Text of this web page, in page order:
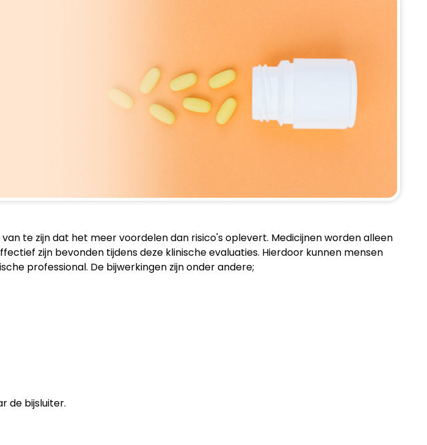
te zijn dat het meer voordelen dan risico's oplevert. Medicijnen worden alleen
zijn bevonden tijdens deze klinische evaluaties. Hierdoor kunnen mensen
professional. De bijwerkingen zijn onder andere;
de bijsluiter.